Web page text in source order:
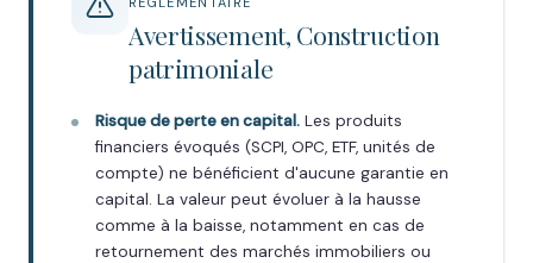
Avertissement, Construction
patrimoniale
Risque de perte en capital. Les produits
financiers évoqués (SCPI, OPC, ETF, unités de
compte) ne bénéficient d'aucune garantie en
capital. La valeur peut évoluer à la hausse
comme à la baisse, notamment en cas de
retournement des marchés immobiliers ou